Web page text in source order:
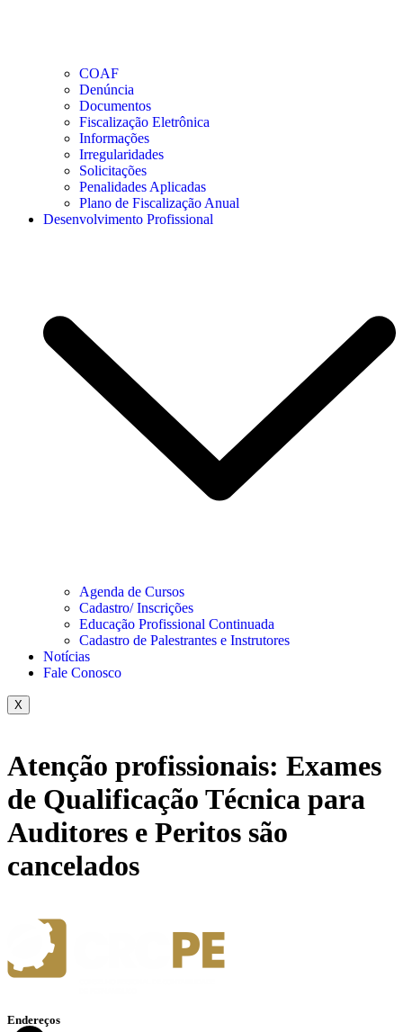
COAF
Denúncia
Documentos
Fiscalização Eletrônica
Informações
Irregularidades
Solicitações
Penalidades Aplicadas
Plano de Fiscalização Anual
Desenvolvimento Profissional
Agenda de Cursos
Cadastro/ Inscrições
Educação Profissional Continuada
Cadastro de Palestrantes e Instrutores
Notícias
Fale Conosco
X
Atenção profissionais: Exames
de Qualificação Técnica para
Auditores e Peritos são
cancelados
Endereços